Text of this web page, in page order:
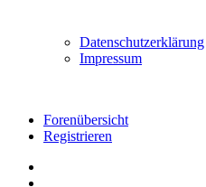
Datenschutzerklärung
Impressum
Forenübersicht
Registrieren